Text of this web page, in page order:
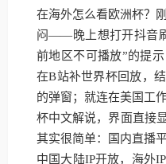
在海外怎么看欧洲杯？
闷——晚上想打开抖音
前地区不可播放”的提
在B站补世界杯回放，
的弹窗；就连在美国工
杯中文解说，界面直接
其实很简单：国内直播
中国大陆IP开放，海外